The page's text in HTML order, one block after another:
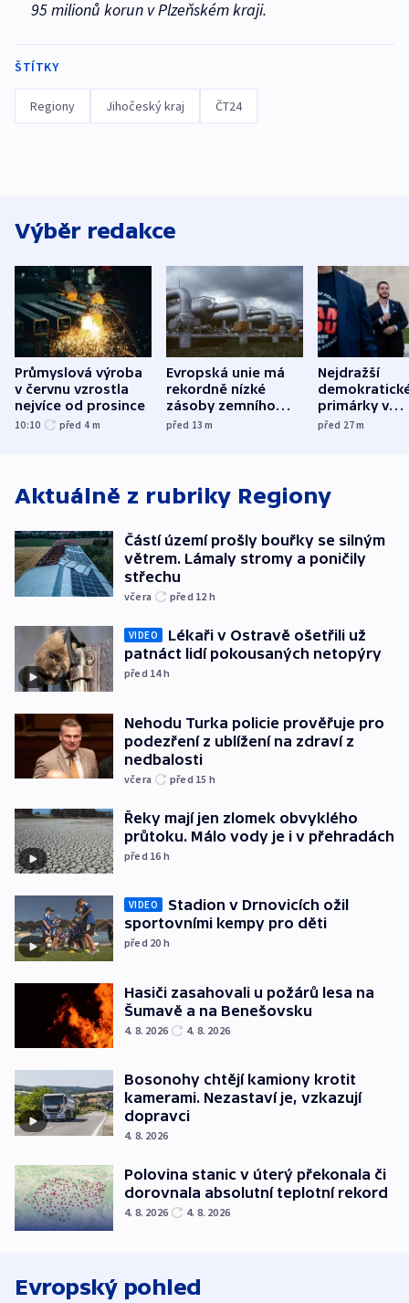
95 milionů korun v Plzeňském kraji.
ŠTÍTKY
Regiony Jihočeský kraj ČT24
Výběr redakce
Průmyslová výroba
v červnu vzrostla
nejvíce od prosince
10:10 před 4 m
Evropská unie má
rekordně nízké
zásoby zemního
plynu
před 13m
Nejdražší
primárky v
Michiganu
před 27m
Aktuálně z rubriky Regiony
Částí území prošly bouřky se silným
větrem. Lámaly stromy a poničily
střechu
včera před 12 h
VIDEO
Lékaři v Ostravě ošetřili už
patnáct lidí pokousaných netopýry
před 14h
Nehodu Turka policie prověřuje pro
podezření z ublížení na zdraví z
nedbalosti
včera před 15 h
Řeky mají jen zlomek obvyklého
průtoku. Málo vody je i v přehradách
před 16 h
VIDEO
Stadion v Drnovicích ožil
sportovními kempy pro děti
před 20 h
Hasiči zasahovali u požárů lesa na
Šumavě a na Benešovsku
4. 8. 2026 4. 8. 2026
Bosonohy chtějí kamiony krotit
kamerami. Nezastaví je, vzkazují
dopravci
4. 8. 2026
Polovina stanic v úterý překonala či
dorovnala absolutní teplotní rekord
4. 8. 2026 4. 8. 2026
Evropský pohled